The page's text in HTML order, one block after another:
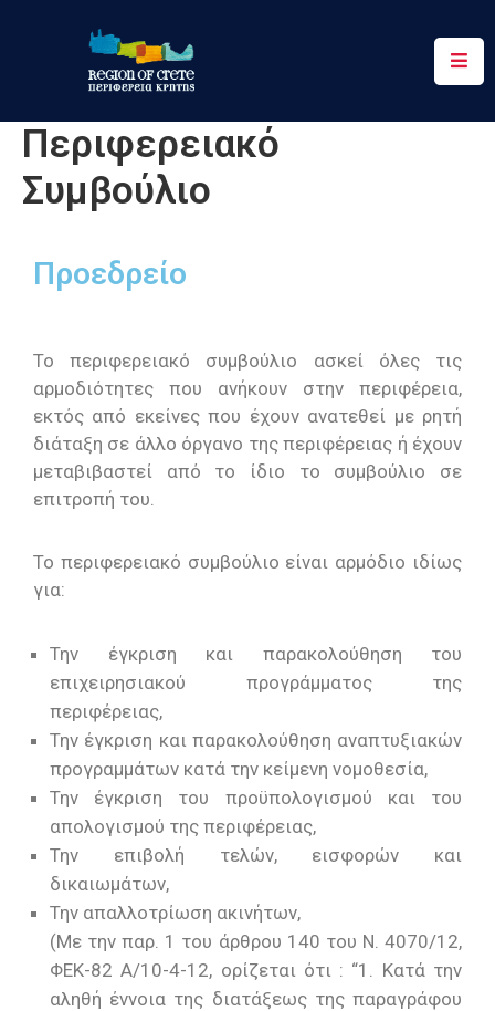
Περιφέρεια
Ενημέρωση
Έργα
Επικοινωνία
Περιφερειακό
Συμβούλιο
Προεδρείο
Το περιφερειακό συμβούλιο ασκεί όλες τις
αρμοδιότητες που ανήκουν στην περιφέρεια,
εκτός από εκείνες που έχουν ανατεθεί με ρητή
διάταξη σε άλλο όργανο της περιφέρειας ή έχουν
μεταβιβαστεί από το ίδιο το συμβούλιο σε
επιτροπή του.
To περιφερειακό συμβούλιο είναι αρμόδιο ιδίως
για:
Την έγκριση και παρακολούθηση του
επιχειρησιακού προγράμματος της
περιφέρειας,
Την έγκριση και παρακολούθηση αναπτυξιακών
προγραμμάτων κατά την κείμενη νομοθεσία,
Την έγκριση του προϋπολογισμού και του
απολογισμού της περιφέρειας,
Την επιβολή τελών, εισφορών και
δικαιωμάτων,
Την απαλλοτρίωση ακινήτων,
(Με την παρ. 1 του άρθρου 140 του Ν. 4070/12,
ΦΕΚ-82 Α/10-4-12, ορίζεται ότι : “1. Κατά την
αληθή έννοια της διατάξεως της παραγράφου